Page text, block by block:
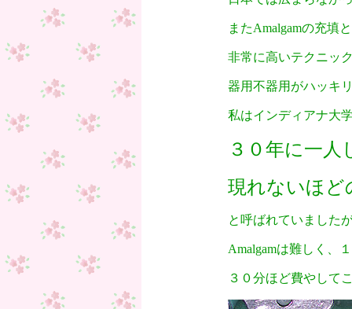
またAmalgamの充填
非常に高いテクニッ
器用不器用がハッキ
私はインディアナ大
３０年に一人
現れないほど
と呼ばれていました
Amalgamは難しく、
３０分ほど費やして